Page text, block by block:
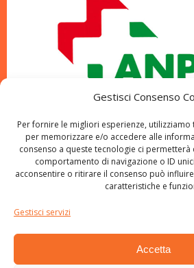
Gestisci Consenso
Per fornire le migliori esperienze,
per memorizzare e/o accedere alle
consenso a queste tecnologie ci
comportamento di navigazione o ID
acconsentire o ritirare il consenso può
caratteristiche e
Gestisci servizi
Accetta